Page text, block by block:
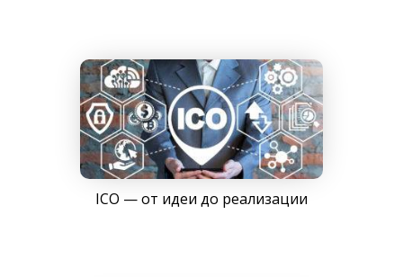
ICO — от идеи до реализации